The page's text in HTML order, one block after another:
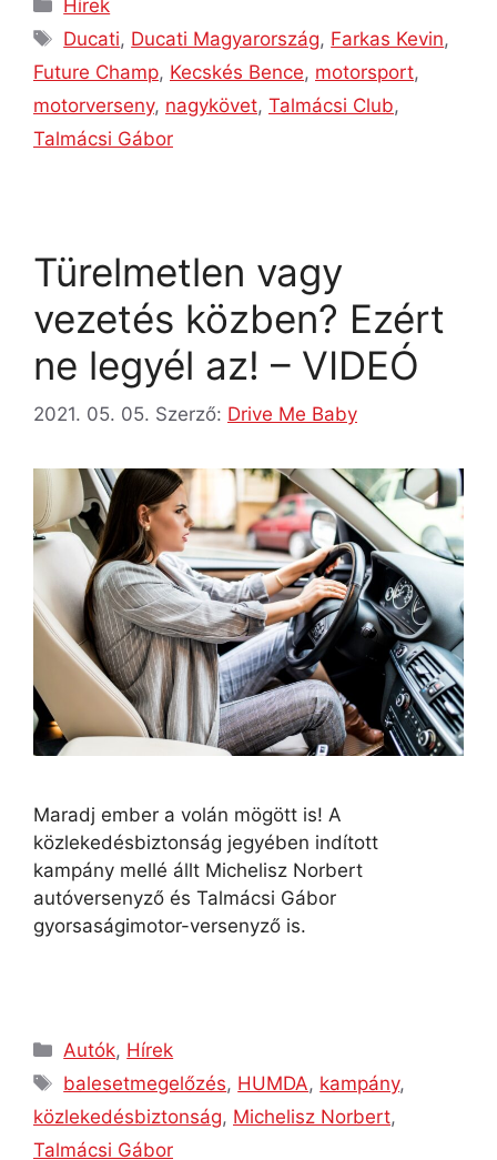
Hírek
Ducati, Ducati Magyarország, Farkas Kevin,
Future Champ, Kecskés Bence, motorsport,
motorverseny, nagykövet, Talmácsi Club,
Talmácsi Gábor
Türelmetlen vagy
vezetés közben? Ezért
ne legyél az! – VIDEÓ
2021. 05. 05. Szerző: Drive Me Baby
Maradj ember a volán mögött is! A
közlekedésbiztonság jegyében indított
kampány mellé állt Michelisz Norbert
autóversenyző és Talmácsi Gábor
gyorsaságimotor-versenyző is.
Autók, Hírek
balesetmegelőzés, HUMDA, kampány,
közlekedésbiztonság, Michelisz Norbert,
Talmácsi Gábor